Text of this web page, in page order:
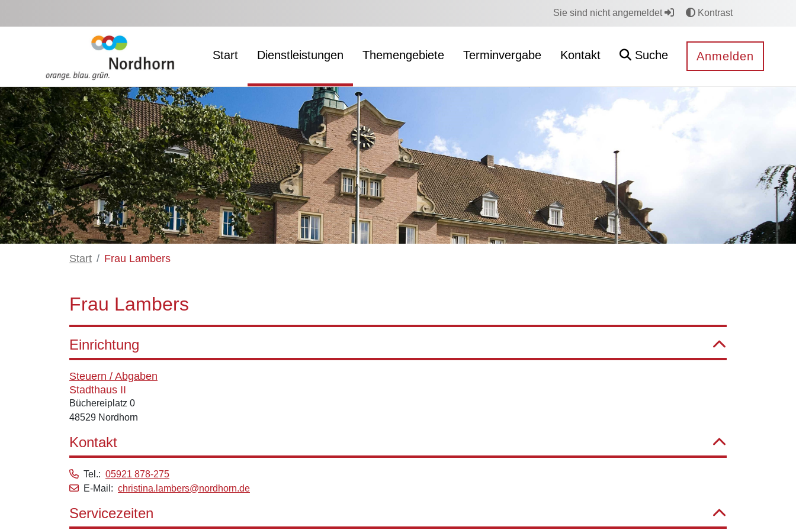
Sie sind nicht angemeldet Kontrast
Start Dienstleistungen Themengebiete Terminvergabe Kontakt Suche Anmelden
Start Frau Lambers
Frau Lambers
Einrichtung
Steuern / Abgaben
Stadthaus II
Büchereiplatz 0
48529 Nordhorn
Kontakt
Tel.: 05921 878-275
E-Mail: christina.lambers@nordhorn.de
Servicezeiten